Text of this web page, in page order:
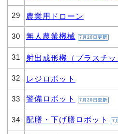
29 農業用ドローン
30 無人農業機械 7月20日更新
31 射出成形機（プラスチッ
32 レジロボット
33 警備ロボット 7月20日更新
34 配膳・下げ膳ロボット 7